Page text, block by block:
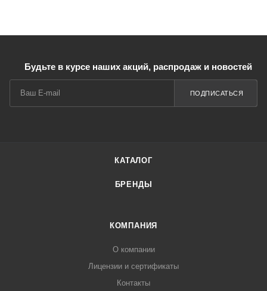
Будьте в курсе наших акций, распродаж и новостей
ПОДПИСАТЬСЯ
КАТАЛОГ
БРЕНДЫ
КОМПАНИЯ
О компании
Лицензии и сертификаты
Контакты